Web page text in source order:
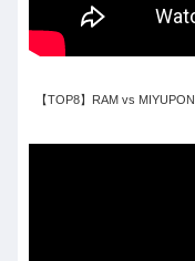
【TOP8】RAM vs MIYUPON